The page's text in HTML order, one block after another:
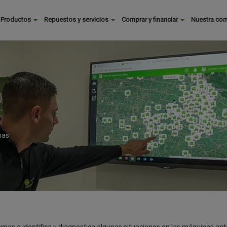
Buscar
Productos Repuestos y servicios Comprar y financiar Nuestra